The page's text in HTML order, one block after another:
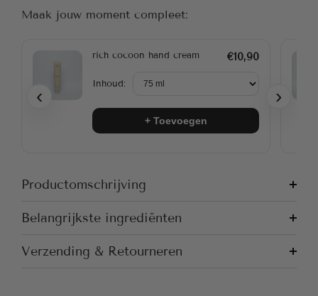
Maak jouw moment compleet:
rich cocoon hand cream €10,90
Inhoud:
+ Toevoegen
‹ ›
Productomschrijving
Belangrijkste ingrediënten
Verzending & Retourneren